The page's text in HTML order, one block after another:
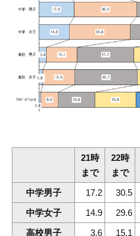
21時
まで
22時
まで
中学男子
17.2 30.5
中学女子
14.9 29.6
高校男子
3.6 15.1